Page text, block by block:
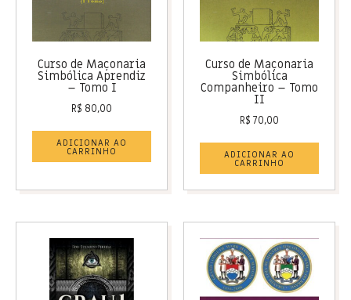
Curso de Maçonaria
Simbólica Aprendiz
– Tomo I
R$ 80,00
ADICIONAR AO
CARRINHO
Curso de Maçonaria
Simbólica
Companheiro – Tomo
II
R$ 70,00
ADICIONAR AO
CARRINHO